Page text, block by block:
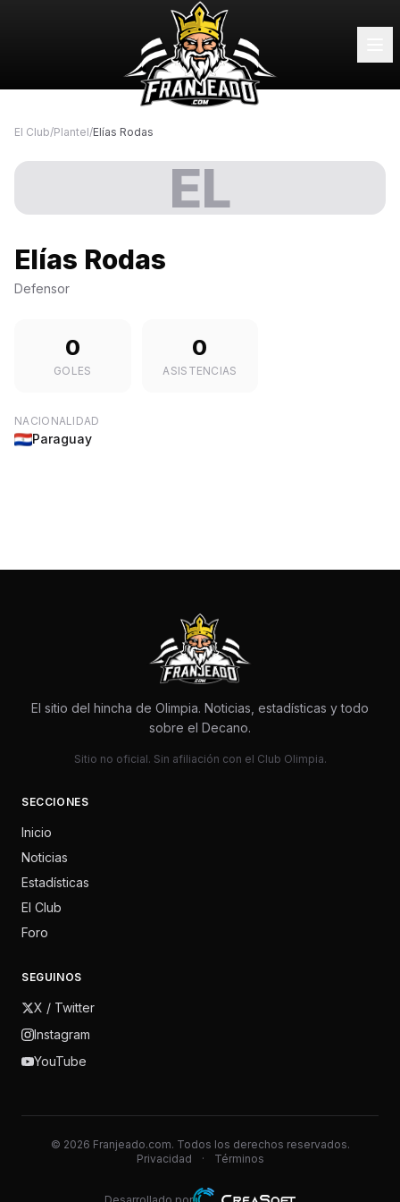
El Club/Plantel/Elías Rodas
EL
Elías Rodas
Defensor
0
GOLES
0
ASISTENCIAS
NACIONALIDAD
Paraguay
El sitio del hincha de Olimpia. Noticias, estadísticas y todo
sobre el Decano.
Sitio no oficial. Sin afiliación con el Club Olimpia.
SECCIONES
Inicio
Noticias
Estadísticas
El Club
Foro
SEGUINOS
X / Twitter
Instagram
YouTube
© 2026 Franjeado.com. Todos los derechos reservados.
Privacidad
· Términos